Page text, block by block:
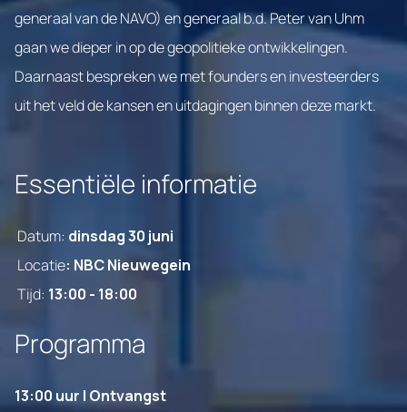
generaal van de NAVO) en generaal b.d. Peter van Uhm
gaan we dieper in op de geopolitieke ontwikkelingen.
Daarnaast bespreken we met founders en investeerders
uit het veld de kansen en uitdagingen binnen deze markt.
Essentiële informatie
Datum: dinsdag 30 juni
Locatie: NBC Nieuwegein
Tijd: 13:00 - 18:00
Programma
13:00 uur | Ontvangst